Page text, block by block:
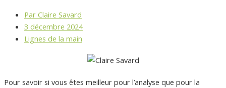
Par Claire Savard
3 décembre 2024
Lignes de la main
Pour savoir si vous êtes meilleur pour l’analyse que pour la